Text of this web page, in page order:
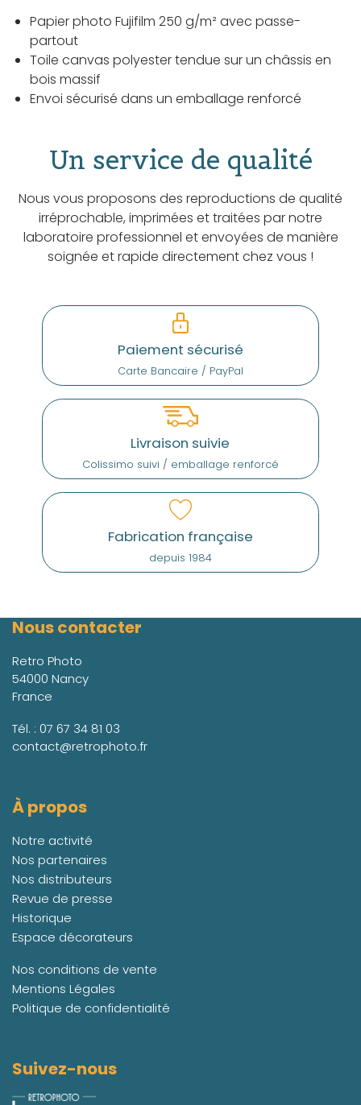
Papier photo Fujifilm 250 g/m² avec passe-
partout
Toile canvas polyester tendue sur un châssis en
bois massif
Envoi sécurisé dans un emballage renforcé
Un service de qualité
Nous vous proposons des reproductions de qualité
irréprochable, imprimées et traitées par notre
laboratoire professionnel et envoyées de manière
soignée et rapide directement chez vous !
Paiement sécurisé
Carte Bancaire / PayPal
Livraison suivie
Colissimo suivi / emballage renforcé
Fabrication française
depuis 1984
Nous contacter
Retro Photo
54000 Nancy
France
Tél. : 07 67 34 81 03
contact@retrophoto.fr
À propos
Notre activité
Nos partenaires
Nos distributeurs
Revue de presse
Historique
Espace décorateurs
Nos conditions de vente
Mentions Légales
Politique de confidentialité
Suivez-nous